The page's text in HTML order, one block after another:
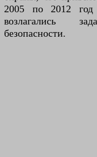
2005 по 2012 год
возлагались
безопасности.